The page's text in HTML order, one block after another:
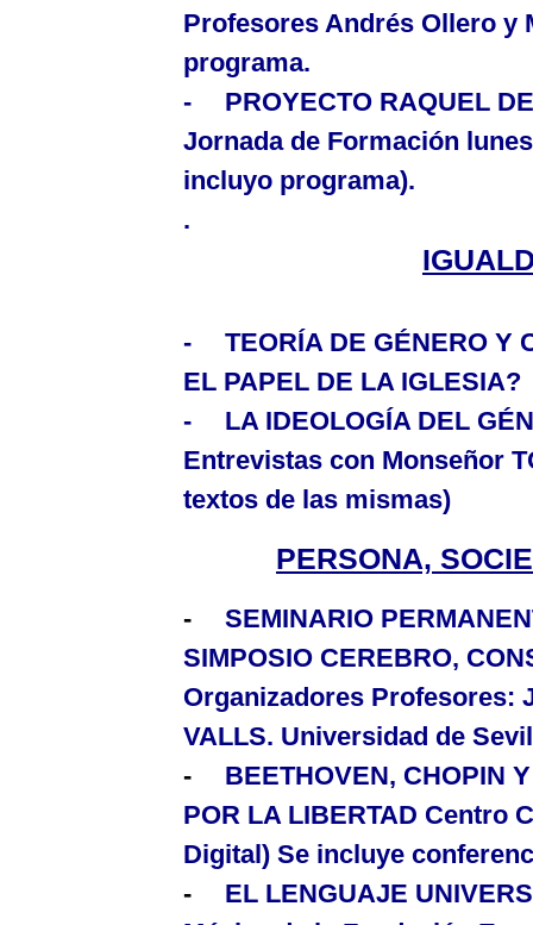
Profesores Andrés Ollero y
programa.
-
PROYECTO RAQUEL
Jornada de Formación
incluyo programa).
.
-
TEORÍA DE GÉNERO Y
EL PAPEL DE LA IGLESIA?
-
LA IDEOLOGÍA DEL
Entrevistas con Monseñor
textos de las mismas)
PERSONA,
-
SEMINARIO
SIMPOSIO CEREBRO,
Organizadores Profesores:
VALLS. Universidad de
-
BEETHOVEN, CHOPIN
POR LA LIBERTAD Centro
Digital) Se incluye
-
EL LENGUAJE